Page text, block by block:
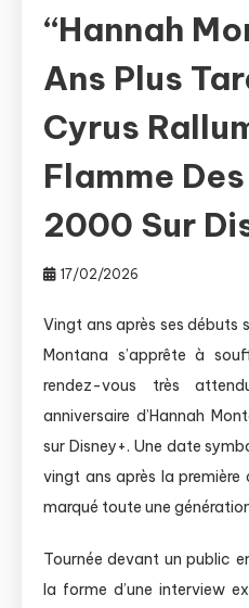
“Hannah
Ans Plus
Cyrus
Flamme
2000 Sur
17/02/2026
Vingt ans après ses débuts
Montana s’apprête à
rendez-vous très
anniversaire d’Hannah
sur Disney+. Une date
vingt ans après la
marqué toute une
Tournée devant un public
la forme d’une interview